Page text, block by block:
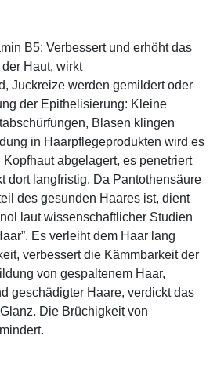
B5: Verbessert und erhöht das
Haut, wirkt
Juckreize werden gemildert oder
der Epithelisierung: Kleine
Blasen klingen
in Haarpflegeprodukten wird es
abgelagert, es penetriert
dort langfristig. Da Pantothensäure
des gesunden Haares ist, dient
laut wissenschaftlicher Studien
Es verleiht dem Haar lang
verbessert die Kämmbarkeit der
von gespaltenem Haar,
geschädigter Haare, verdickt das
Die Brüchigkeit von